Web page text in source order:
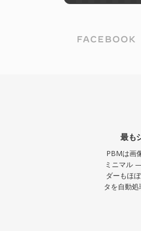
最も
PBMは画
ミニマル
ダーもほ
タを自動